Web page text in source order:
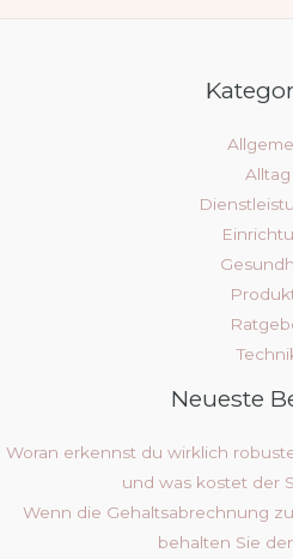
Alltag
Neueste
Woran erkennst du wirklich
und was kostet der
Wenn die Gehaltsabrechnung
behalten Sie